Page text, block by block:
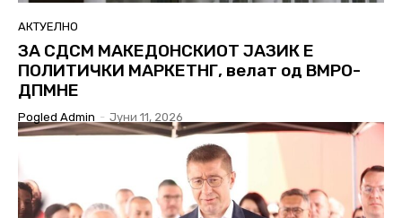
АКТУЕЛНО
ЗА СДСМ МАКЕДОНСКИОТ ЈАЗИК Е
ПОЛИТИЧКИ МАРКЕТНГ, велат од ВМРО-
ДПМНЕ
Pogled Admin - Јуни 11, 2026